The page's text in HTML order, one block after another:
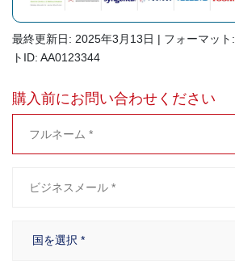
最終更新日: 2025年3月13日 | フォーマット:
トID: AA0123344
購入前にお問い合わせください